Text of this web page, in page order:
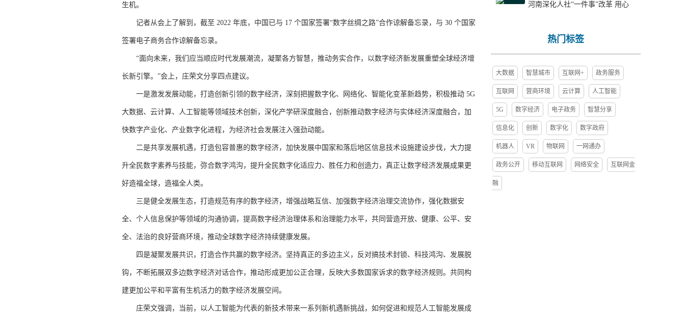
生机。
记者从会上了解到，截至 2022 年底，中国已与 17 个国家签署“数字丝绸之路”合作谅解备忘录，与 30 个国家
签署电子商务合作谅解备忘录。
“面向未来，我们应当顺应时代发展潮流，凝聚各方智慧，推动务实合作，以数字经济新发展重塑全球经济增
长新引擎。”会上，庄荣文分享四点建议。
一是激发发展动能，打造创新引领的数字经济，深刻把握数字化、网络化、智能化变革新趋势，积极推动 5G
大数据、云计算、人工智能等领域技术创新，深化产学研深度融合，创新推动数字经济与实体经济深度融合，加
快数字产业化、产业数字化进程，为经济社会发展注入强劲动能。
二是共享发展机遇，打造包容普惠的数字经济，加快发展中国家和落后地区信息技术设施建设步伐，大力提
升全民数字素养与技能，弥合数字鸿沟，提升全民数字化适应力、胜任力和创造力，真正让数字经济发展成果更
好造福全球，造福全人类。
三是健全发展生态，打造规范有序的数字经济，增强战略互信、加强数字经济治理交流协作，强化数据安
全、个人信息保护等领域的沟通协调，提高数字经济治理体系和治理能力水平，共同营造开放、健康、公平、安
全、法治的良好营商环境，推动全球数字经济持续健康发展。
四是凝聚发展共识，打造合作共赢的数字经济。坚持真正的多边主义，反对搞技术封锁、科技鸿沟、发展脱
钩，不断拓展双多边数字经济对话合作，推动形成更加公正合理，反映大多数国家诉求的数字经济规则。共同构
建更加公平和平富有生机活力的数字经济发展空间。
庄荣文强调，当前，以人工智能为代表的新技术带来一系列新机遇新挑战，如何促进和规范人工智能发展成
河南深化人社“一件事”改革 用心
热门标签
大数据 智慧城市 互联网+ 政务服务
互联网 营商环境 云计算 人工智能
5G 数字经济 电子政务 智慧分享
信息化 创新 数字化 数字政府
机器人 VR 物联网 一网通办
政务公开 移动互联网 网络安全 互联网金
融